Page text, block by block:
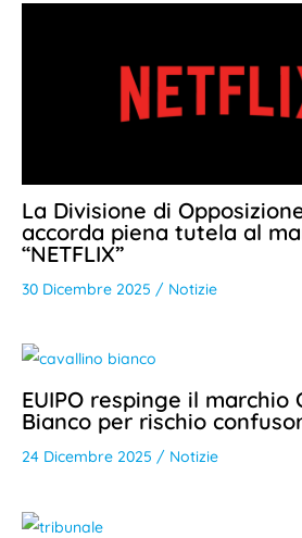
La Divisione di
accorda piena tutela al
“NETFLIX”
30 Dicembre 2025 / Notizie
EUIPO respinge il marchio
Bianco per rischio
24 Dicembre 2025 / Notizie